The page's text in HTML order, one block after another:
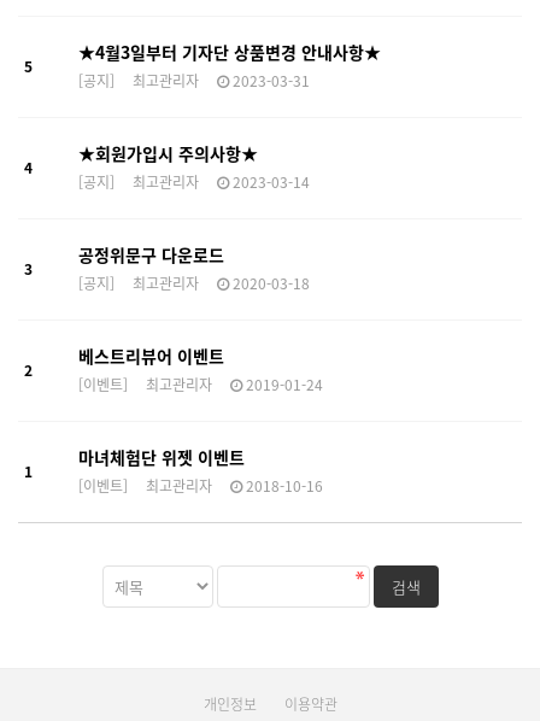
5
★4월3일부터 기자단 상품변경 안내사항★
[공지] 최고관리자 2023-03-31
4
★회원가입시 주의사항★
[공지] 최고관리자 2023-03-14
3
공정위문구 다운로드
[공지] 최고관리자 2020-03-18
2
베스트리뷰어 이벤트
[이벤트] 최고관리자 2019-01-24
1
마녀체험단 위젯 이벤트
[이벤트] 최고관리자 2018-10-16
개인정보 이용약관